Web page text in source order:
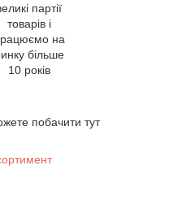
партії
товарів і
на
більше
10 років
побачити тут